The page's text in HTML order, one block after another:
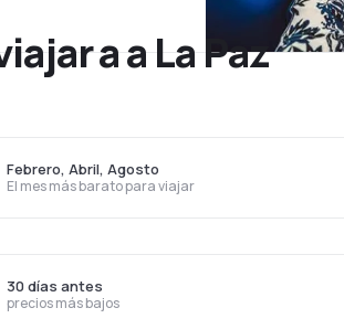
a a La Paz
El mes más barato para viajar
Febrero, Abril, Agosto
precios más bajos
30 días antes